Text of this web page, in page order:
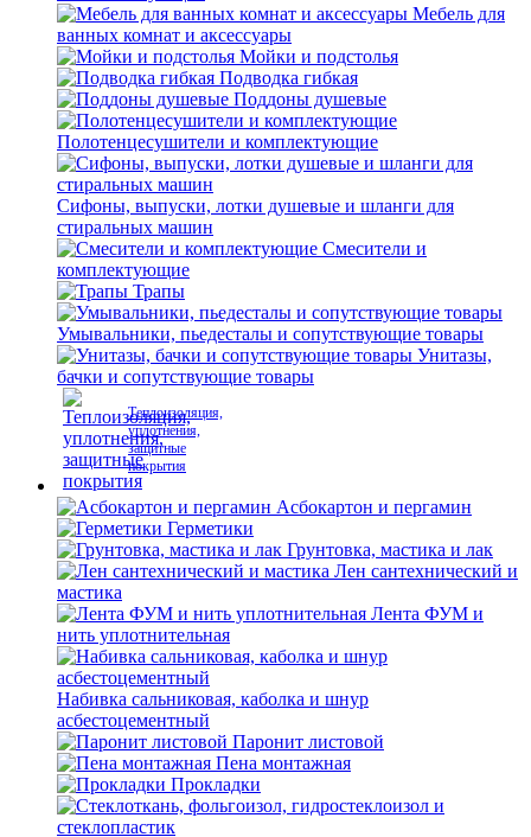
Мебель для
ванных комнат и аксессуары
Мойки и подстолья
Подводка гибкая
Поддоны душевые
Полотенцесушители и комплектующие
Сифоны, выпуски, лотки душевые и шланги для
стиральных машин
Смесители и
комплектующие
Трапы
Умывальники, пьедесталы и сопутствующие товары
Унитазы,
бачки и сопутствующие товары
Теплоизоляция,
уплотнения,
защитные
покрытия
Асбокартон и пергамин
Герметики
Грунтовка, мастика и лак
Лен сантехнический и
мастика
Лента ФУМ и
нить уплотнительная
Набивка сальниковая, каболка и шнур
асбестоцементный
Паронит листовой
Пена монтажная
Прокладки